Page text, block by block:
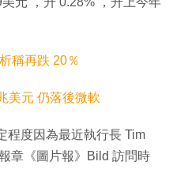
稱再跌 20％
美元 仍落後微軟
程度因為最近執行長 Tim
章《圖片報》Bild 訪問時